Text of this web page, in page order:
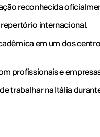
reconhecida
internacional.
em um dos
profissionais e
trabalhar na Itália